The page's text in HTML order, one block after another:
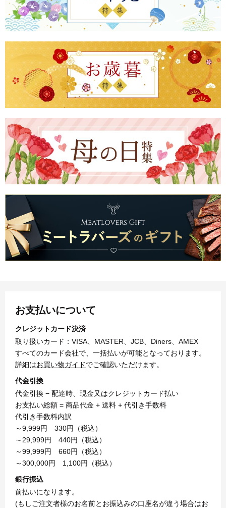
お支払いについて
クレジットカード決済
取り扱いカード：VISA、MASTER、JCB、Diners、AMEX
すべてのカード会社で、一括払いが可能となっております。
詳細はお買い物ガイドでご確認いただけます。
代金引換
代金引換 − 配達時、現金又はクレジットカード払い
お支払い総額 = 商品代金 + 送料 + 代引き手数料
代引き手数料内訳
～9,999円 330円（税込）
～29,999円 440円（税込）
～99,999円 660円（税込）
～300,000円 1,100円（税込）
銀行振込
前払いになります。
(もしご注文者様のお名前とお振込みの口座名が違う場合はお